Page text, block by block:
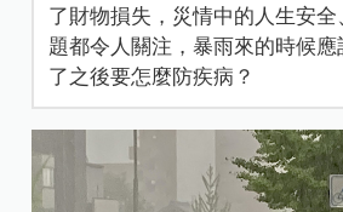
了財物損失，災情中的人生安
題都令人關注，暴雨來的時候
了之後要怎麼防疾病？